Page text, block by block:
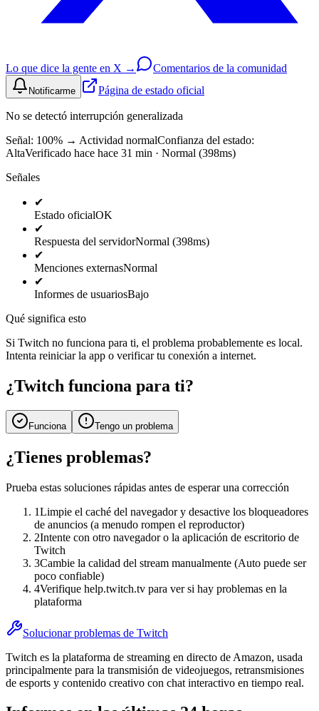
Lo que dice la gente en X → Comentarios de la comunidad
Notificarme Página de estado oficial
No se detectó interrupción generalizada
Señal: 100% → Actividad normalConfianza del estado:
AltaVerificado hace hace 31 min · Normal (398ms)
Señales
✔
Estado oficialOK
✔
Respuesta del servidorNormal (398ms)
✔
Menciones externasNormal
✔
Informes de usuariosBajo
Qué significa esto
Si Twitch no funciona para ti, el problema probablemente es local.
Intenta reiniciar la app o verificar tu conexión a internet.
¿Twitch funciona para ti?
Funciona Tengo un problema
¿Tienes problemas?
Prueba estas soluciones rápidas antes de esperar una corrección
1Limpie el caché del navegador y desactive los bloqueadores
de anuncios (a menudo rompen el reproductor)
2Intente con otro navegador o la aplicación de escritorio de
Twitch
3Cambie la calidad del stream manualmente (Auto puede ser
poco confiable)
4Verifique help.twitch.tv para ver si hay problemas en la
plataforma
Solucionar problemas de Twitch
Twitch es la plataforma de streaming en directo de Amazon, usada
principalmente para la transmisión de videojuegos, retransmisiones
de esports y contenido creativo con chat interactivo en tiempo real.